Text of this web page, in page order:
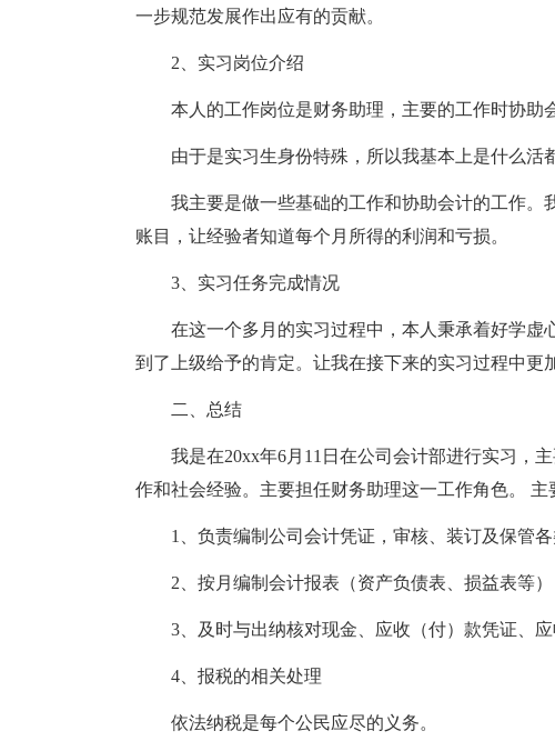
一步规范发展作出应有的贡献。
2、实习岗位介绍
本人的工作岗位是财务助理，主要的工作时协助
由于是实习生身份特殊，所以我基本上是什么活
我主要是做一些基础的工作和协助会计的工作
账目，让经验者知道每个月所得的利润和亏损。
3、实习任务完成情况
在这一个多月的实习过程中，本人秉承着好学
到了上级给予的肯定。让我在接下来的实习过程中更
二、总结
我是在20xx年6月11日在公司会计部进行实习，
作和社会经验。主要担任财务助理这一工作角色。 主
1、负责编制公司会计凭证，审核、装订及保管
2、按月编制会计报表（资产负债表、损益表等）
3、及时与出纳核对现金、应收（付）款凭证、
4、报税的相关处理
依法纳税是每个公民应尽的义务。